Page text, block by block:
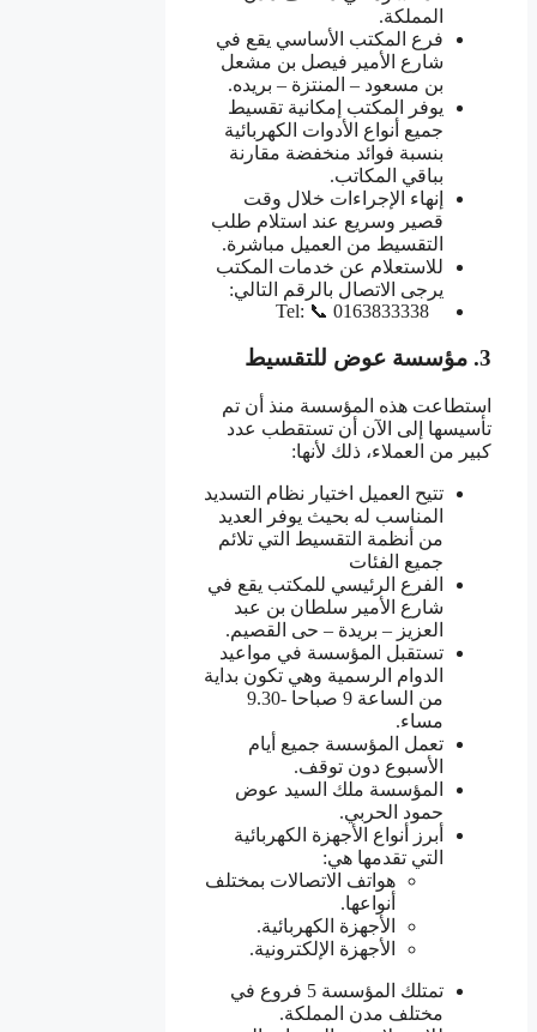
المملكة.
فرع المكتب الأساسي يقع في
شارع الأمير فيصل بن مشعل
بن مسعود – المنتزة – بريده.
يوفر المكتب إمكانية تقسيط
جميع أنواع الأدوات الكهربائية
بنسبة فوائد منخفضة مقارنة
بباقي المكاتب.
إنهاء الإجراءات خلال وقت
قصير وسريع عند استلام طلب
التقسيط من العميل مباشرة.
للاستعلام عن خدمات المكتب
يرجى الاتصال بالرقم التالي:
3. مؤسسة عوض للتقسيط
استطاعت هذه المؤسسة منذ أن تم
تأسيسها إلى الآن أن تستقطب عدد
كبير من العملاء، ذلك لأنها:
تتيح العميل اختيار نظام التسديد
المناسب له بحيث يوفر العديد
من أنظمة التقسيط التي تلائم
جميع الفئات
الفرع الرئيسي للمكتب يقع في
شارع الأمير سلطان بن عبد
العزيز – بريدة – حى القصيم.
تستقبل المؤسسة في مواعيد
الدوام الرسمية وهي تكون بداية
من الساعة 9 صباحا -9.30
مساء.
تعمل المؤسسة جميع أيام
الأسبوع دون توقف.
المؤسسة ملك السيد عوض
حمود الحربي.
أبرز أنواع الأجهزة الكهربائية
التي تقدمها هي:
هواتف الاتصالات بمختلف
أنواعها.
الأجهزة الكهربائية.
الأجهزة الإلكترونية.
تمتلك المؤسسة 5 فروع في
مختلف مدن المملكة.